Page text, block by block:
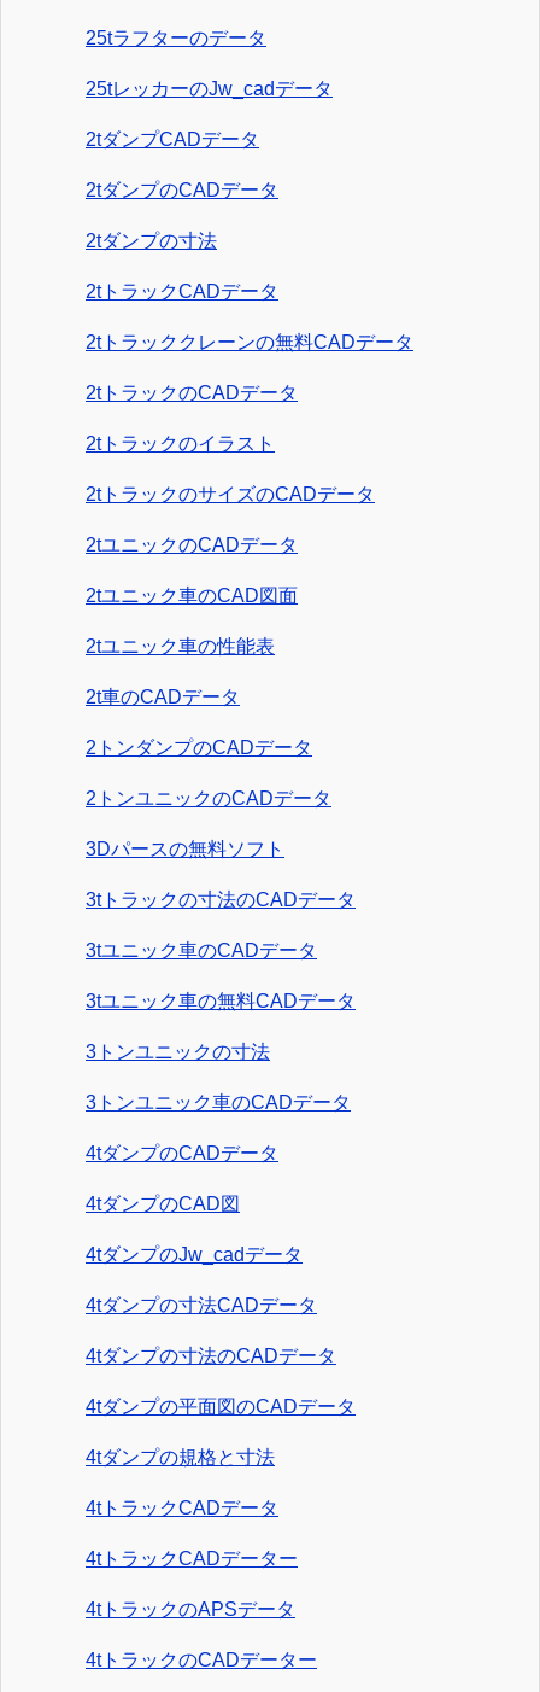
25tラフターのデータ
25tレッカーのJw_cadデータ
2tダンプCADデータ
2tダンプのCADデータ
2tダンプの寸法
2tトラックCADデータ
2tトラッククレーンの無料CADデータ
2tトラックのCADデータ
2tトラックのイラスト
2tトラックのサイズのCADデータ
2tユニックのCADデータ
2tユニック車のCAD図面
2tユニック車の性能表
2t車のCADデータ
2トンダンプのCADデータ
2トンユニックのCADデータ
3Dパースの無料ソフト
3tトラックの寸法のCADデータ
3tユニック車のCADデータ
3tユニック車の無料CADデータ
3トンユニックの寸法
3トンユニック車のCADデータ
4tダンプのCADデータ
4tダンプのCAD図
4tダンプのJw_cadデータ
4tダンプの寸法CADデータ
4tダンプの寸法のCADデータ
4tダンプの平面図のCADデータ
4tダンプの規格と寸法
4tトラックCADデータ
4tトラックCADデーター
4tトラックのAPSデータ
4tトラックのCADデーター